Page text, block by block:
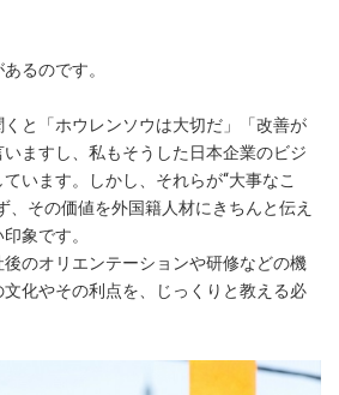
るのです。
と「ホウレンソウは大切だ」「改善が
ますし、私もそうした日本企業のビジ
います。しかし、それらが“大事なこ
、その価値を外国籍人材にきちんと伝え
象です。
のオリエンテーションや研修などの機
化やその利点を、じっくりと教える必